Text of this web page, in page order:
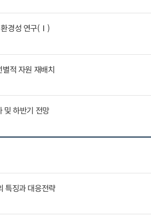
환경성 연구(Ⅰ)
적 자원 재배치
및 하반기 전망
특징과 대응전략